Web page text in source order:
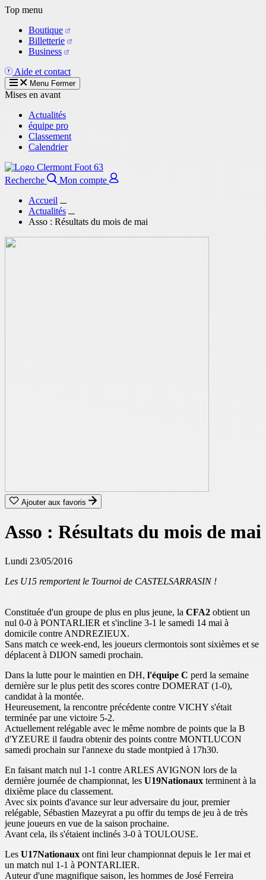
Aller
contenu
principal
Top menu
Boutique
Billetterie
Business
Aide et contact
Menu Fermer
Mises en avant
Actualités
équipe pro
Classement
Calendrier
Recherche
Mon compte
Accueil
Actualités
Asso : Résultats du mois de mai
Ajouter aux favoris
Asso : Résultats du mois de mai
Lundi 23/05/2016
Les U15 remportent le Tournoi de CASTELSARRASIN !
Constituée d'un groupe de plus en plus jeune, la CFA2 obtient un
nul 0-0 à PONTARLIER et s'incline 3-1 le samedi 14 mai à
domicile contre ANDREZIEUX.
Sans match ce week-end, les joueurs clermontois sont sixièmes et se
déplacent à DIJON samedi prochain.
Dans la lutte pour le maintien en DH, l'équipe C perd la semaine
dernière sur le plus petit des scores contre DOMERAT (1-0),
candidat à la montée.
Heureusement, la rencontre précédente contre VICHY s'était
terminée par une victoire 5-2.
Actuellement relégable avec le même nombre de points que la B
d'YZEURE il faudra obtenir des points contre MONTLUCON
samedi prochain sur l'annexe du stade montpied à 17h30.
En faisant match nul 1-1 contre ARLES AVIGNON lors de la
dernière journée de championnat, les U19Nationaux terminent à la
dixième place du classement.
Avec six points d'avance sur leur adversaire du jour, premier
relégable, Sébastien Mazeyrat a pu offir du temps de jeu à de très
jeune joueurs en vue de la saison prochaine.
Avant cela, ils s'étaient inclinés 3-0 à TOULOUSE.
Les U17Nationaux ont fini leur championnat depuis le 1er mai et
un match nul 1-1 à PONTARLIER.
Auteur d'une magnifique saison, les hommes de José Ferreira